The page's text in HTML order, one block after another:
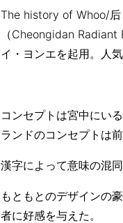
The history of Whoo/后
（Cheongidan
イ・ヨンエを起用。人
コンセプトは宮中にい
ランドのコンセプトは前
漢字によって意味の混
もともとのデザインの
者に好感を与えた。